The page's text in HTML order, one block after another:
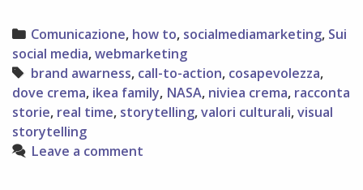
per
rinforzare
lo
storytelling
visuale
Categories
Comunicazione, how to, socialmediamarketing, Sui
social media,webmarketing
Tags
brand awarness, call-to-action, cosapevolezza,
dove crema, ikea family, NASA, niviea crema, racconta
storie, real time, storytelling,valori culturali,visual
storytelling
Leave a comment